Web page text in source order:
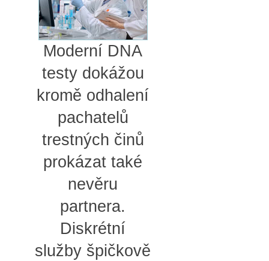
Moderní DNA
testy dokážou
kromě odhalení
pachatelů
trestných činů
prokázat také
nevěru
partnera.
Diskrétní
služby špičkově